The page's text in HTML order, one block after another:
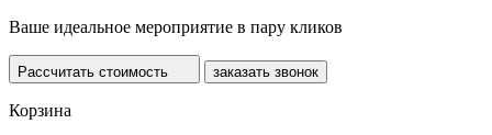
Ваше идеальное мероприятие в пару кликов
Рассчитать стоимость заказать звонок
Корзина